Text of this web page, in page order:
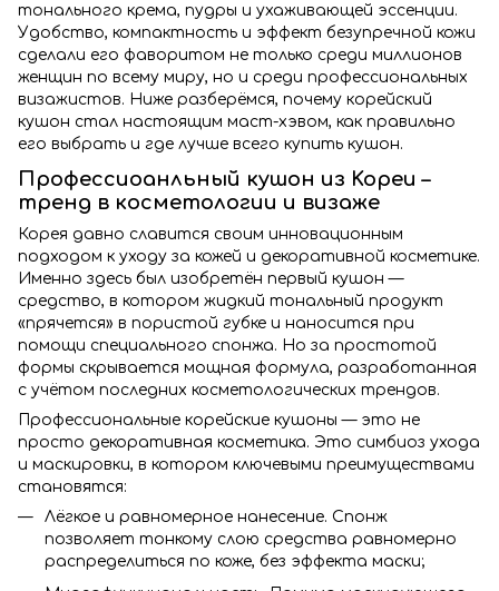
тонального крема, пудры и ухаживающей эссенции.
Удобство, компактность и эффект безупречной кожи
сделали его фаворитом не только среди миллионов
женщин по всему миру, но и среди профессиональных
визажистов. Ниже разберёмся, почему кopeйcкий
кушoн стал настоящим маст-хэвом, как правильно
его выбрать и где лучше всего купить кушон.
Пpoфeccиoaнльный кушoн из Kopeи –
тpeнд в кocмeтoлoгии и визaжe
Корея давно славится своим инновационным
подходом к уходу за кожей и декоративной косметике.
Именно здесь был изобретён первый кушон —
средство, в котором жидкий тональный продукт
«прячется» в пористой губке и наносится при
помощи специального спонжа. Но за простотой
формы скрывается мощная формула, разработанная
с учётом последних косметологических трендов.
Пpoфeccиoнaльныe кopeйcкиe кушoны — это не
просто декоративная косметика. Это симбиоз ухода
и маскировки, в котором ключевыми преимуществами
становятся:
Лёгкое и равномерное нанесение. Спонж
позволяет тонкому слою средства равномерно
распределиться по коже, без эффекта маски;